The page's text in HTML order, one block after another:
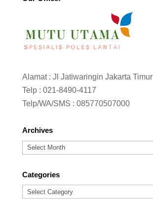
Alamat : Jl Jatiwaringin Jakarta Timur
Telp : 021-8490-4117
Telp/WA/SMS : 085770507000
Archives
Archives
Categories
Categories